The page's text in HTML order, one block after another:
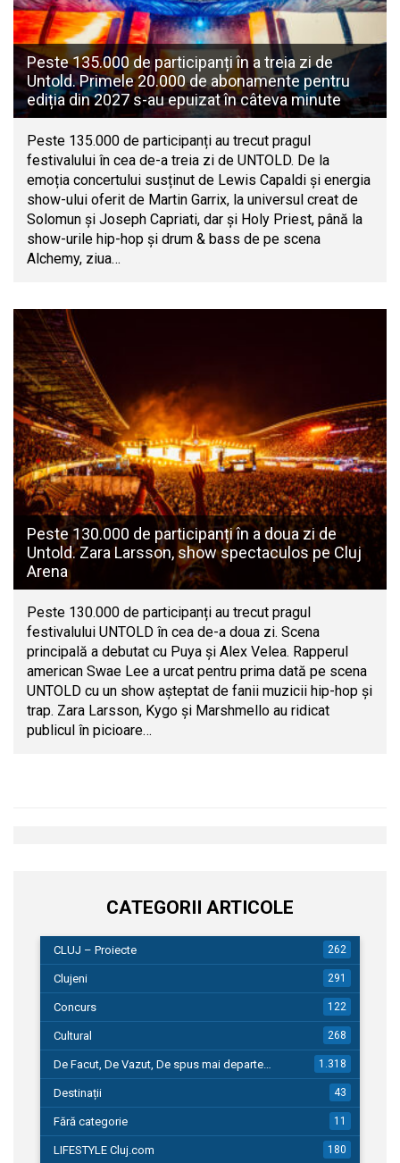
Peste 135.000 de participanți în a treia zi de
Untold. Primele 20.000 de abonamente pentru
ediția din 2027 s-au epuizat în câteva minute
Peste 135.000 de participanți au trecut pragul
festivalului în cea de-a treia zi de UNTOLD. De la
emoția concertului susținut de Lewis Capaldi și energia
show-ului oferit de Martin Garrix, la universul creat de
Solomun și Joseph Capriati, dar și Holy Priest, până la
show-urile hip-hop și drum & bass de pe scena
Alchemy, ziua…
Peste 130.000 de participanți în a doua zi de
Untold. Zara Larsson, show spectaculos pe Cluj
Arena
Peste 130.000 de participanți au trecut pragul
festivalului UNTOLD în cea de-a doua zi. Scena
principală a debutat cu Puya și Alex Velea. Rapperul
american Swae Lee a urcat pentru prima dată pe scena
UNTOLD cu un show așteptat de fanii muzicii hip-hop și
trap. Zara Larsson, Kygo și Marshmello au ridicat
publicul în picioare…
CATEGORII ARTICOLE
CLUJ – Proiecte 262
Clujeni 291
Concurs 122
Cultural 268
De Facut, De Vazut, De spus mai departe… 1.318
Destinații 43
Fără categorie 11
LIFESTYLE Cluj.com 180